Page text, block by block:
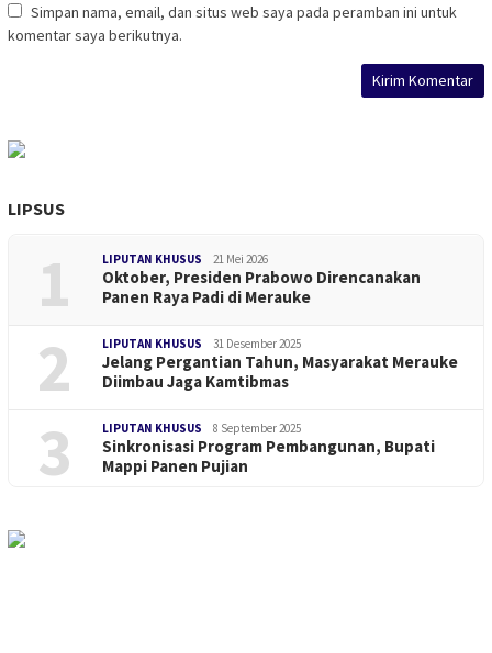
Simpan nama, email, dan situs web saya pada peramban ini untuk
komentar saya berikutnya.
LIPSUS
1 LIPUTAN KHUSUS 21 Mei 2026
Oktober, Presiden Prabowo Direncanakan
Panen Raya Padi di Merauke
2 LIPUTAN KHUSUS 31 Desember 2025
Jelang Pergantian Tahun, Masyarakat Merauke
Diimbau Jaga Kamtibmas
3 LIPUTAN KHUSUS 8 September 2025
Sinkronisasi Program Pembangunan, Bupati
Mappi Panen Pujian